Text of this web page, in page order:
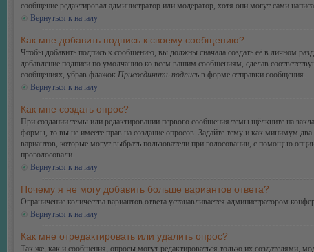
сообщение редактировал администратор или модератор, хотя они могут сами
Вернуться к началу
Как мне добавить подпись к своему сообщению?
Чтобы добавить подпись к сообщению, вы должны сначала создать её в личном
добавление подписи по умолчанию ко всем вашим сообщениям, сделав
сообщениях, убрав флажок Присоединить подпись в форме отправки сообщения.
Вернуться к началу
Как мне создать опрос?
При создании темы или редактировании первого сообщения темы щёлкните на
формы, то вы не имеете прав на создание опросов. Задайте тему и как минимум
вариантов, которые могут выбрать пользователи при голосовании, с помощью
проголосовали.
Вернуться к началу
Почему я не могу добавить больше вариантов ответа?
Ограничение количества вариантов ответа устанавливается администратором
Вернуться к началу
Как мне отредактировать или удалить опрос?
Так же, как и сообщения, опросы могут редактироваться только их создателями,